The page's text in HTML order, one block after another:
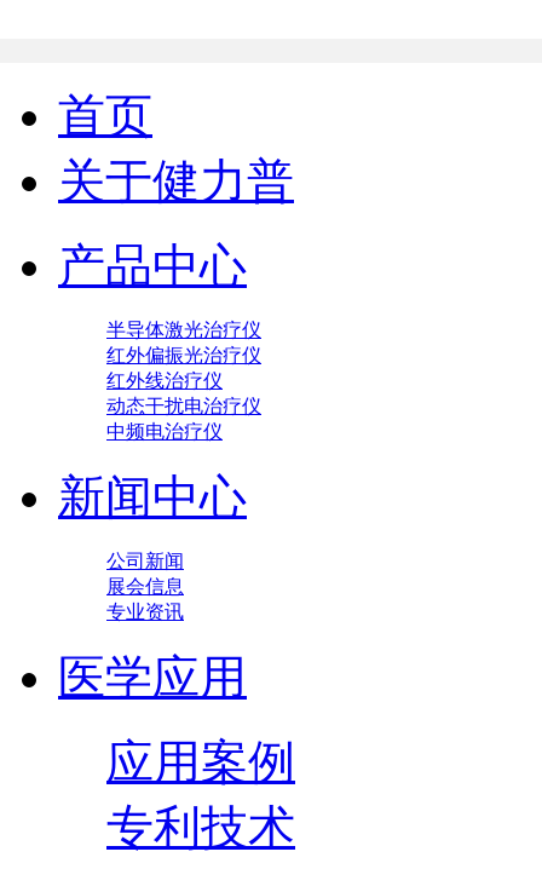
首页
关于健力普
产品中心
半导体激光治疗仪
红外偏振光治疗仪
红外线治疗仪
动态干扰电治疗仪
中频电治疗仪
新闻中心
公司新闻
展会信息
专业资讯
医学应用
应用案例
专利技术